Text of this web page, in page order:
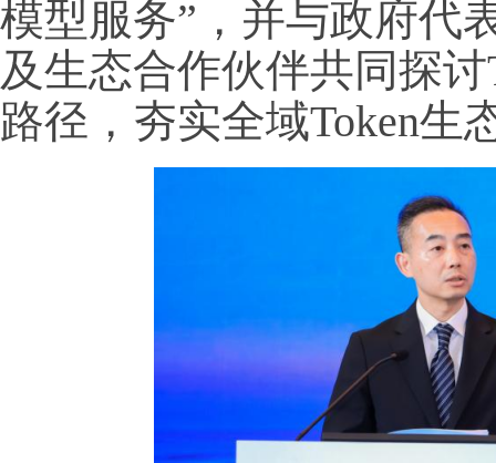
模型服务”，并与政府代
及生态合作伙伴共同探
路径，夯实全域Token生